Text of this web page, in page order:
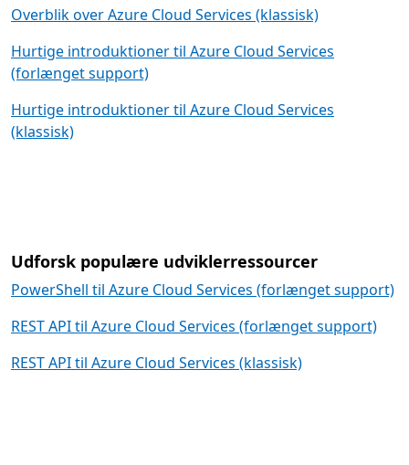
Overblik over Azure Cloud Services (klassisk)
Hurtige introduktioner til Azure Cloud Services
(forlænget support)
Hurtige introduktioner til Azure Cloud Services
(klassisk)
Udforsk populære udviklerressourcer
PowerShell til Azure Cloud Services (forlænget support)
REST API til Azure Cloud Services (forlænget support)
REST API til Azure Cloud Services (klassisk)